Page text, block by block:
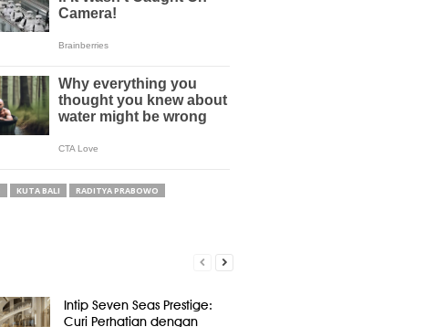
KUTA BALI
RADITYA PRABOWO
Intip Seven Seas Prestige:
Curi Perhatian dengan